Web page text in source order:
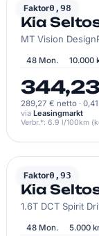
Faktor0,98
KIA
Kia
MT Vision
48 Mon. 10.000
289,27 € netto ·
via Leasingmarkt
Verbr.*: 6.9 l/100km
Faktor0,93
KIA
Kia
1.6T DCT Spirit
48 Mon. 5.000